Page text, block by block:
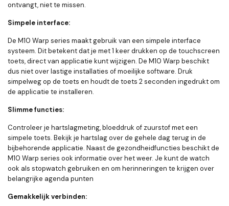
ontvangt, niet te missen.
Simpele interface:
De M10 Warp series maakt gebruik van een simpele interface
systeem. Dit betekent dat je met 1 keer drukken op de touchscreen
toets, direct van applicatie kunt wijzigen. De M10 Warp beschikt
dus niet over lastige installaties of moeilijke software. Druk
simpelweg op de toets en houdt de toets 2 seconden ingedrukt om
de applicatie te installeren.
Slimme functies:
Controleer je hartslagmeting, bloeddruk of zuurstof met een
simpele toets. Bekijk je hartslag over de gehele dag terug in de
bijbehorende applicatie. Naast de gezondheidfuncties beschikt de
M10 Warp series ook informatie over het weer. Je kunt de watch
ook als stopwatch gebruiken en om herinneringen te krijgen over
belangrijke agenda punten
Gemakkelijk verbinden: